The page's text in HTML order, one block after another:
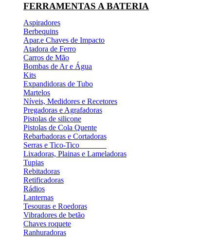
FERRAMENTAS A BATERIA
Aspiradores
Berbequins
Apar.e Chaves de Impacto
Atadora de Ferro
Carros de Mão
Bombas de Ar e Água
Kits
Expandidoras de Tubo
Martelos
Níveis, Medidores e Recetores
Pregadoras e Agrafadoras
Pistolas de silicone
Pistolas de Cola Quente
Rebarbadoras e Cortadoras
Serras e Tico-Tico
Lixadoras, Plainas e Lameladoras
Tupias
Rebitadoras
Retificadoras
Rádios
Lanternas
Tesouras e Roedoras
Vibradores de betão
Chaves roquete
Ranhuradoras